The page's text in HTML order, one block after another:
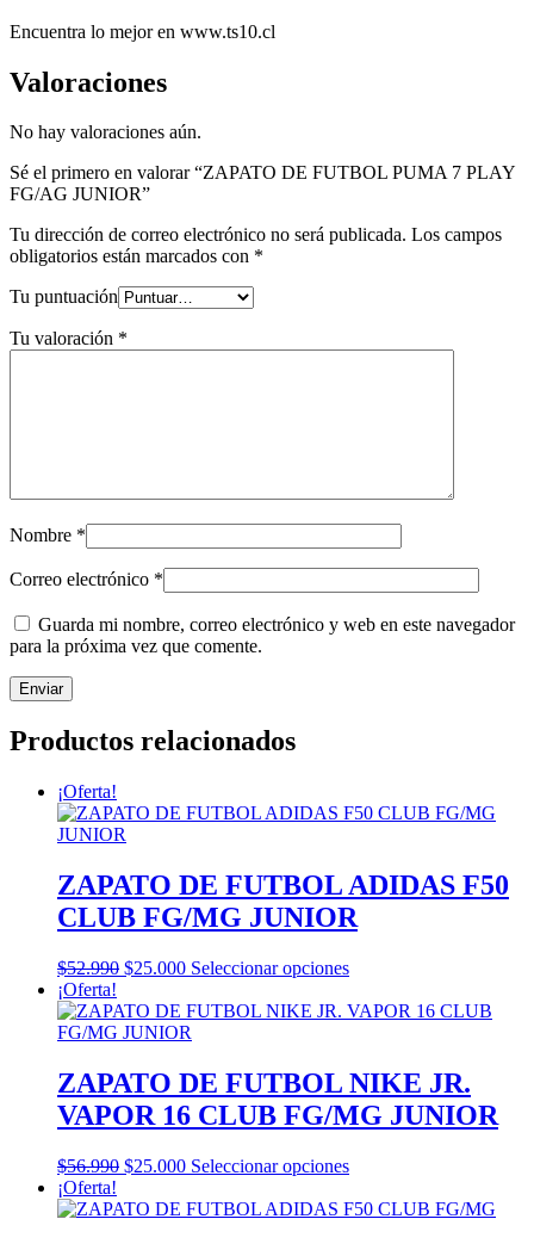
Encuentra lo mejor en www.ts10.cl
Valoraciones
No hay valoraciones aún.
Sé el primero en valorar “ZAPATO DE FUTBOL PUMA 7 PLAY
FG/AG JUNIOR”
Tu dirección de correo electrónico no será publicada. Los campos
obligatorios están marcados con *
Tu puntuación
Tu valoración *
Nombre *
Correo electrónico *
Guarda mi nombre, correo electrónico y web en este navegador
para la próxima vez que comente.
Productos relacionados
¡Oferta!
ZAPATO DE FUTBOL ADIDAS F50
CLUB FG/MG JUNIOR
$52.990 El
original
era:
$25.000El
actual
es:
Seleccionar opcionesEste
tiene
Las
opciones
se
elegir
en
la
página
¡Oferta!
ZAPATO DE FUTBOL NIKE JR.
VAPOR 16 CLUB FG/MG JUNIOR
$56.990 El
original
$25.000El
actual
Seleccionar opcionesEste
tiene
¡Oferta!